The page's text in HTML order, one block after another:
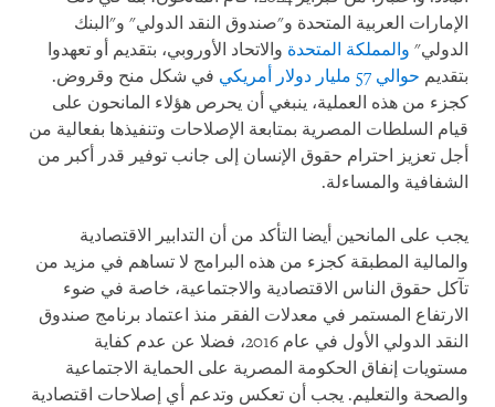
الإمارات العربية المتحدة و"صندوق النقد الدولي" و"البنك
الدولي" والمملكة المتحدة والاتحاد الأوروبي، بتقديم أو تعهدوا
بتقديم حوالي 57 مليار دولار أمريكي
في شكل منح وقروض.
كجزء من هذه العملية، ينبغي أن يحرص هؤلاء المانحون على
قيام السلطات المصرية بمتابعة الإصلاحات وتنفيذها بفعالية من
أجل تعزيز احترام حقوق الإنسان إلى جانب توفير قدر أكبر من
الشفافية والمساءلة.
يجب على المانحين أيضا التأكد من أن التدابير الاقتصادية
والمالية المطبقة كجزء من هذه البرامج لا تساهم في مزيد من
تآكل حقوق الناس الاقتصادية والاجتماعية، خاصة في ضوء
الارتفاع المستمر في معدلات الفقر منذ اعتماد برنامج صندوق
النقد الدولي الأول في عام 2016، فضلا عن عدم كفاية
مستويات إنفاق الحكومة المصرية على الحماية الاجتماعية
والصحة والتعليم. يجب أن تعكس وتدعم أي إصلاحات اقتصادية